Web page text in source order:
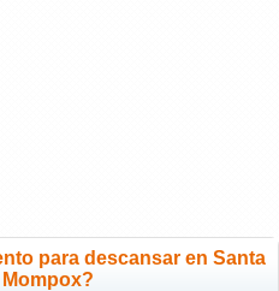
para descansar en Santa